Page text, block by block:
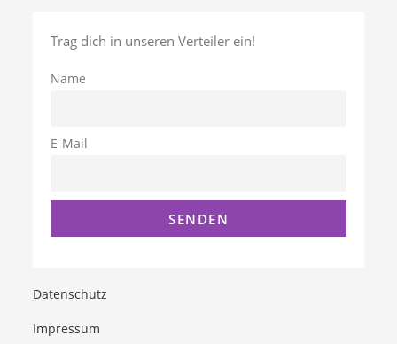
Trag dich in unseren Verteiler ein!
Name
E-Mail
Datenschutz
Impressum